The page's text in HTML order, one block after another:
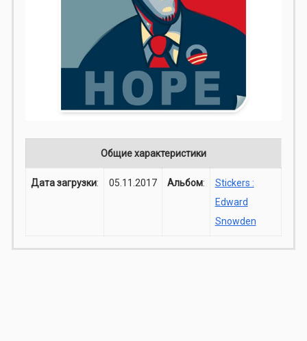
Общие характеристики
Дата загрузки: 05.11.2017 Альбом:
Stickers :
Edward
Snowden